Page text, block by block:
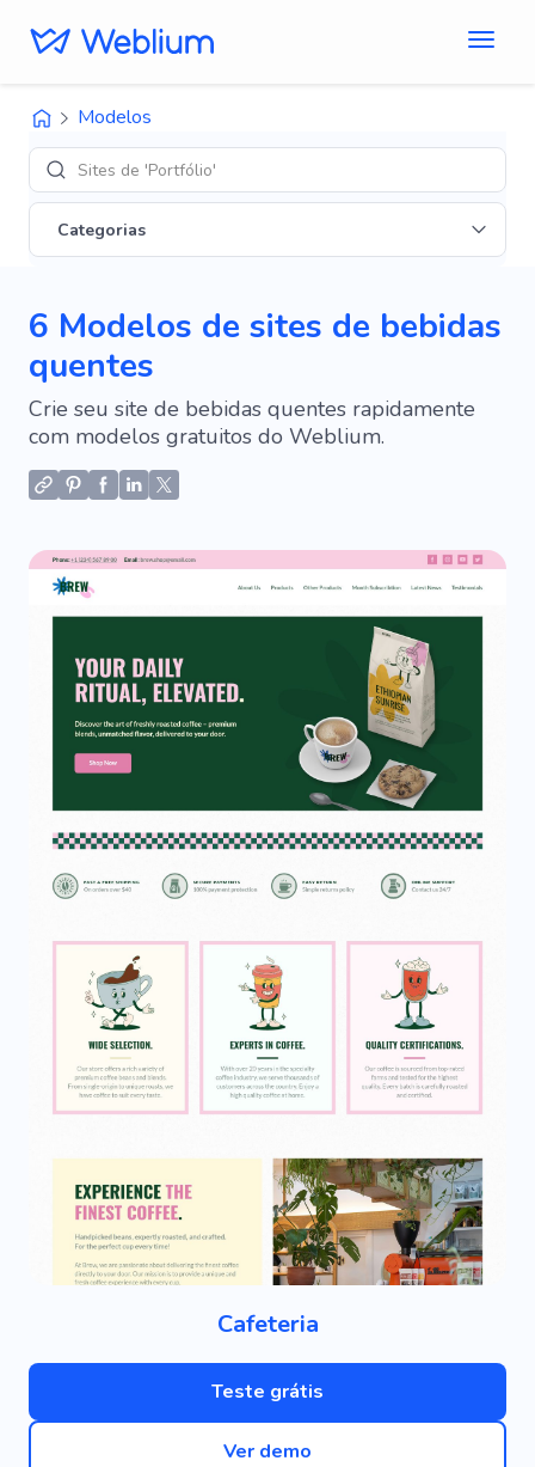
Modelos
Sites de 'Portfólio'
Categorias
6 Modelos de sites de bebidas
quentes
Crie seu site de bebidas quentes rapidamente
com modelos gratuitos do Weblium.
Cafeteria
Teste grátis
Ver demo